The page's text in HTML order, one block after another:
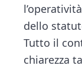
dello
Tutto il
chiarezza